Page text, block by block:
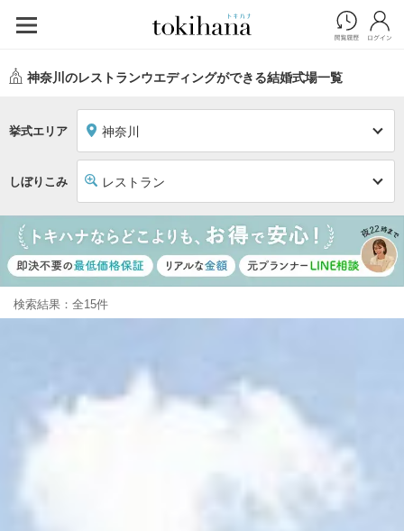
神奈川のレストランウエディングができる結婚式場一覧
挙式エリア 神奈川
しぼりこみ レストラン
検索結果：全15件